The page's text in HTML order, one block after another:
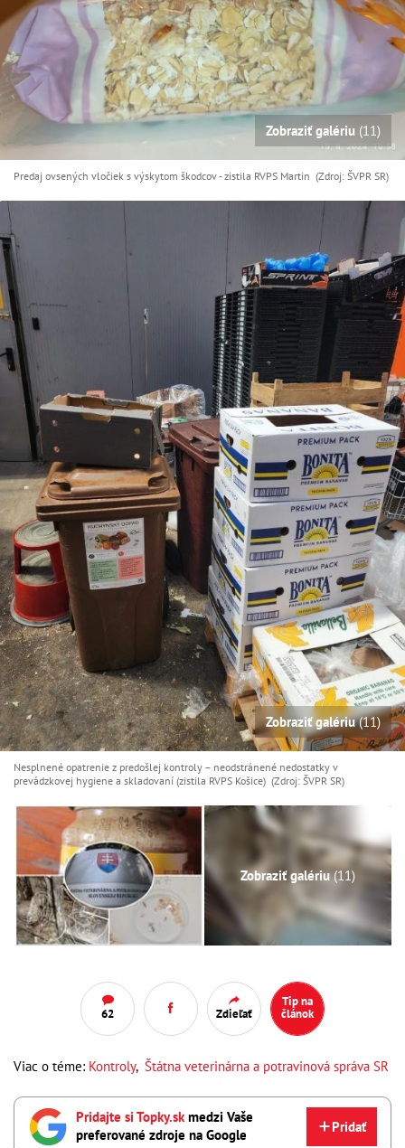
Zobraziť galériu (11)
Predaj ovsených vločiek s výskytom škodcov - zistila RVPS Martin (Zdroj: ŠVPR SR)
Zobraziť galériu(11)
Nesplnené opatrenie z predošlej kontroly – neodstránené nedostatky v
prevádzkovej hygiene a skladovaní (zistila RVPS Košice) (Zdroj: ŠVPR SR)
Zobraziť galériu(11)
62 Zdieľať
Tip na
článok
Viac o téme: Kontroly, Štátna veterinárna a potravinová správa SR
Pridajte si Topky.skmedzi Vaše
preferované zdroje na Google
Pridať